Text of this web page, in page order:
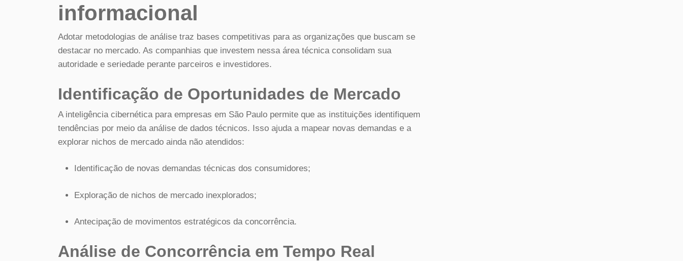
informacional
Adotar metodologias de análise traz bases competitivas para as organizações que buscam se
destacar no mercado. As companhias que investem nessa área técnica consolidam sua
autoridade e seriedade perante parceiros e investidores.
Identificação de Oportunidades de Mercado
A inteligência cibernética para empresas em São Paulo permite que as instituições identifiquem
tendências por meio da análise de dados técnicos. Isso ajuda a mapear novas demandas e a
explorar nichos de mercado ainda não atendidos:
Identificação de novas demandas técnicas dos consumidores;
Exploração de nichos de mercado inexplorados;
Antecipação de movimentos estratégicos da concorrência.
Análise de Concorrência em Tempo Real